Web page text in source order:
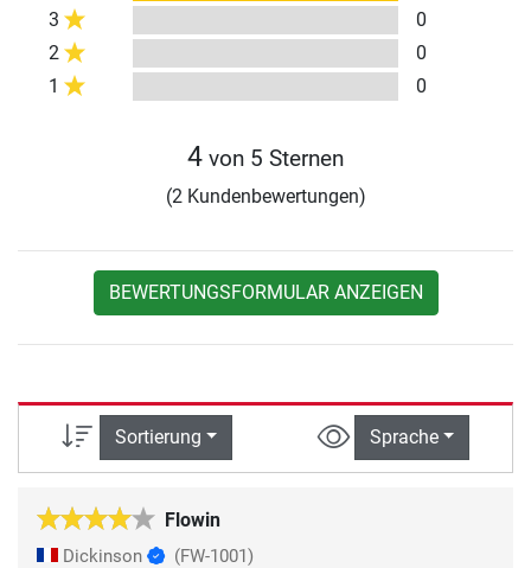
3
0
2
0
1
0
4 von 5 Sternen
(2 Kundenbewertungen)
BEWERTUNGSFORMULAR ANZEIGEN
Sortierung Sprache
Flowin
Dickinson (FW-1001)